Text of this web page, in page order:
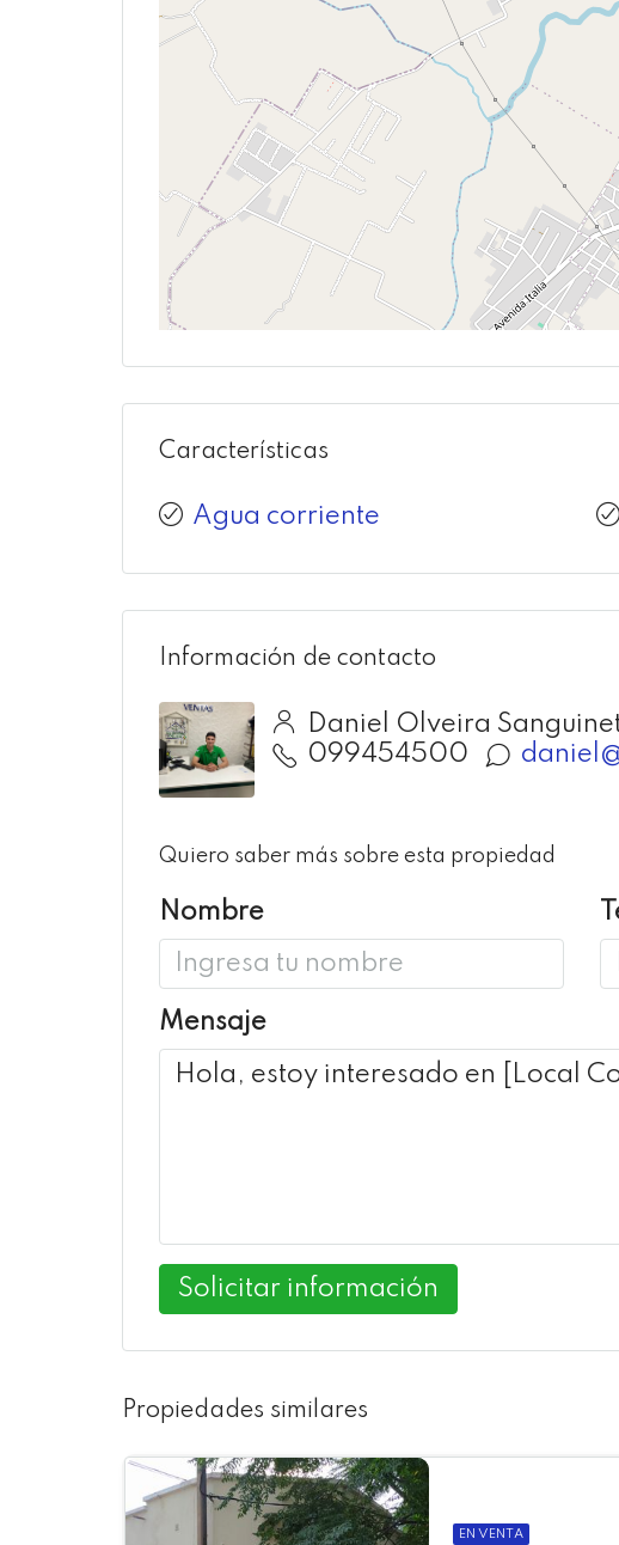
Características
Agua corriente
Información de contacto
Daniel Olveira
099454500
Quiero saber más sobre esta propiedad
Nombre
Mensaje
Solicitar información
Propiedades similares
EN VENTA